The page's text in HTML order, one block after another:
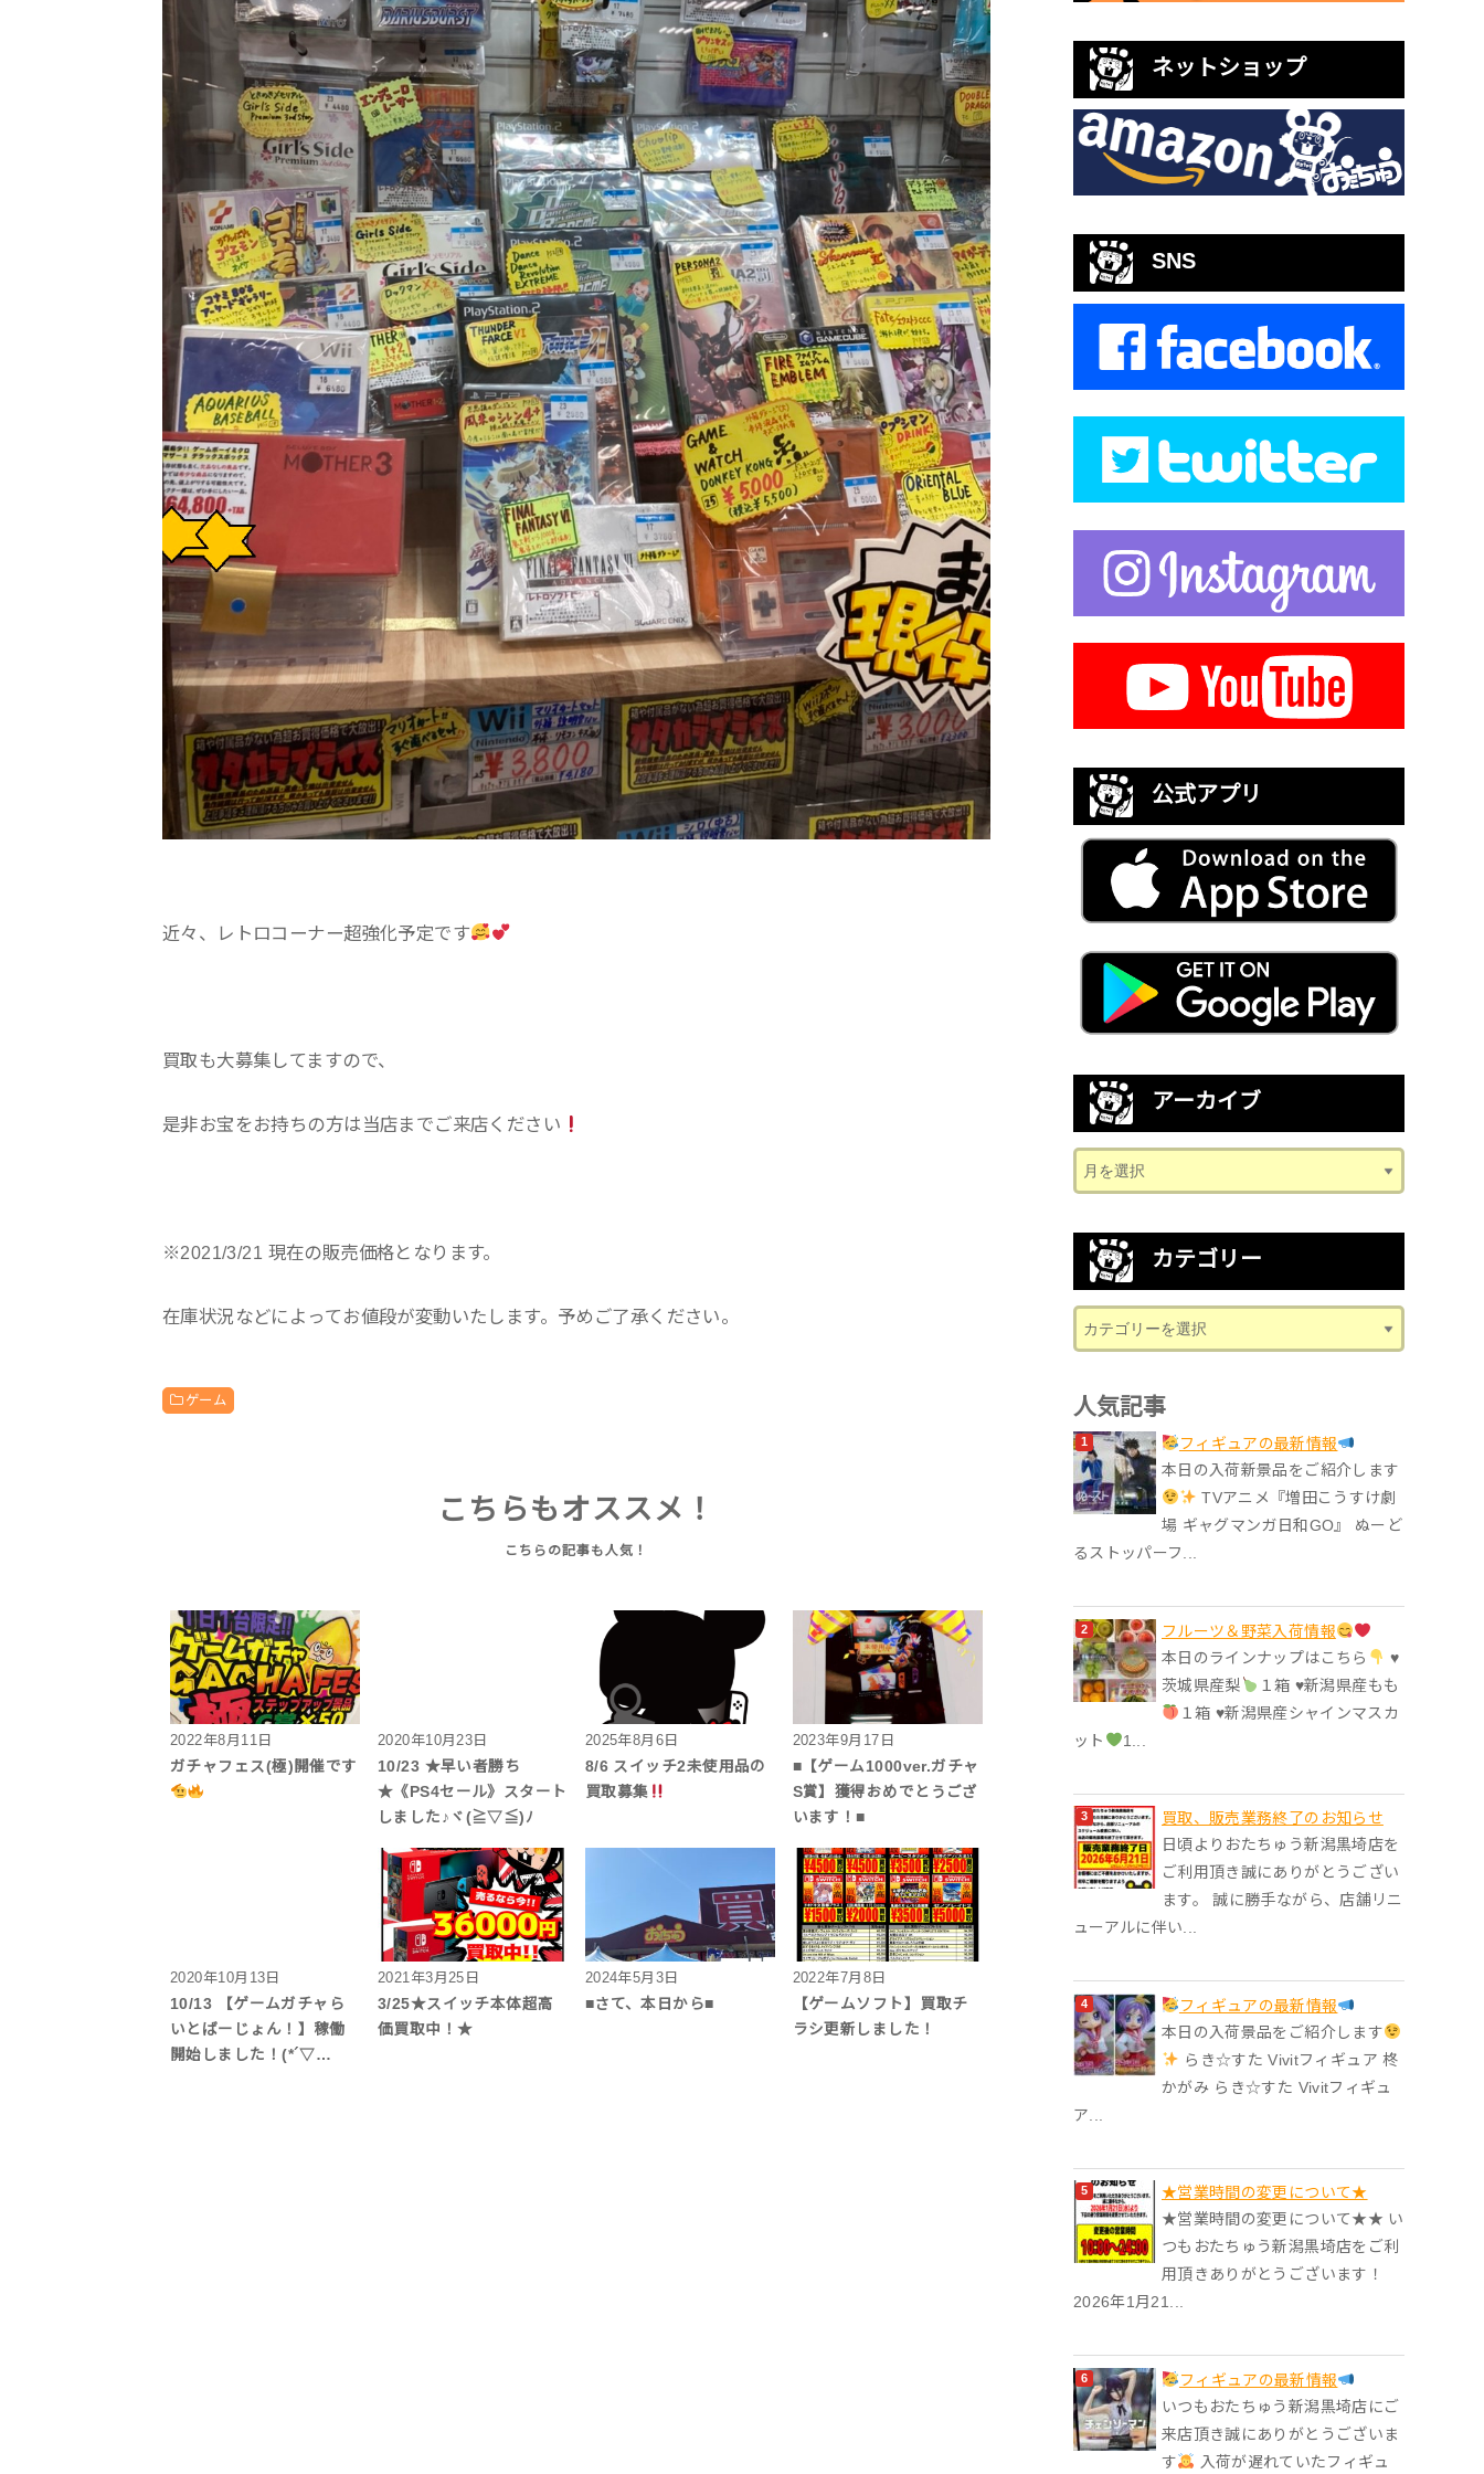
近々、レトロコーナー超強化予定です
買取も大募集してますので、
是非お宝をお持ちの方は当店までご来店ください
※2021/3/21 現在の販売価格となります。
在庫状況などによってお値段が変動いたします。予めご了承ください。
ゲーム
こちらもオススメ！
2022年8月11日
ガチャフェス(極)開催です
2020年10月23日
10/23 ★早い者勝ち
★《PS4セール》スタート
しました♪ヾ(≧▽≦)ﾉ
2025年8月6日
8/6 スイッチ2未使用品の
買取募集
2023年9月17日
■【ゲーム1000ver.ガチャ
S賞】獲得おめでとうござ
います！■
2020年10月13日
10/13 【ゲームガチャら
いとばーじょん！】稼働
開始しました！(*´▽…
2021年3月25日
3/25★スイッチ本体超高
価買取中！★
2024年5月3日
■さて、本日から■
2022年7月8日
【ゲームソフト】買取チ
ラシ更新しました！
ネットショップ
SNS
公式アプリ
アーカイブ
カテゴリー
人気記事
フィギュアの最新情報
本日の入荷新景品をご紹介します
TVアニメ『増田こうすけ劇
場 ギャグマンガ日和GO』 ぬーど
るストッパーフ...
フルーツ＆野菜入荷情報
本日のラインナップはこちら
♥︎
茨城県産梨
１箱 ♥︎新潟県産もも
１箱 ♥︎新潟県産シャインマスカ
ット
1...
買取、販売業務終了のお知らせ
日頃よりおたちゅう新潟黒埼店を
ご利用頂き誠にありがとうござい
ます。 誠に勝手ながら、店舗リニ
ューアルに伴い...
フィギュアの最新情報
本日の入荷景品をご紹介します
らき☆すた Vivitフィギュア 柊
かがみ らき☆すた Vivitフィギュ
ア...
★営業時間の変更について★
★営業時間の変更について★★ い
つもおたちゅう新潟黒埼店をご利
用頂きありがとうございます！
2026年1月21...
フィギュアの最新情報
いつもおたちゅう新潟黒埼店にご
来店頂き誠にありがとうございま
す
入荷が遅れていたフィギュ